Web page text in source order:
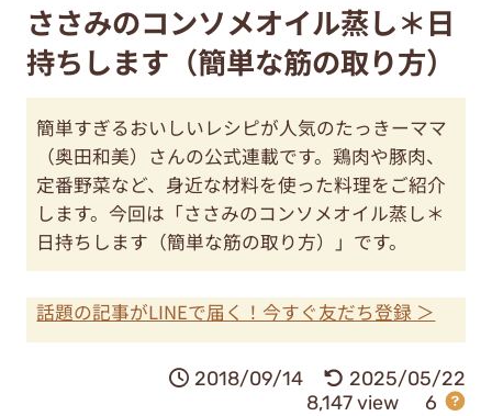
ささみのコンソメオイル蒸し＊日
持ちします（簡単な筋の取り方）
簡単すぎるおいしいレシピが人気のたっきーママ
（奥田和美）さんの公式連載です。鶏肉や豚肉、
定番野菜など、身近な材料を使った料理をご紹介
します。今回は「ささみのコンソメオイル蒸し＊
日持ちします（簡単な筋の取り方）」です。
話題の記事がLINEで届く！今すぐ友だち登録 ＞
2018/09/14
2025/05/22
8,147 view
6